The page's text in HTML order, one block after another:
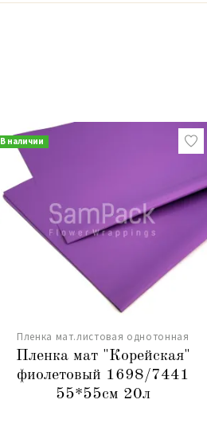
В наличии
Пленка мат.листовая однотонная
Пленка мат "Корейская"
фиолетовый 1698/7441
55*55см 20л